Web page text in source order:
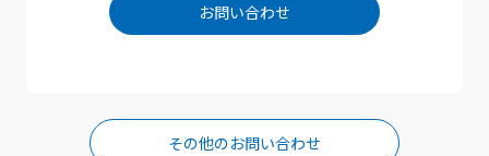
お問い合わせ
その他のお問い合わせ